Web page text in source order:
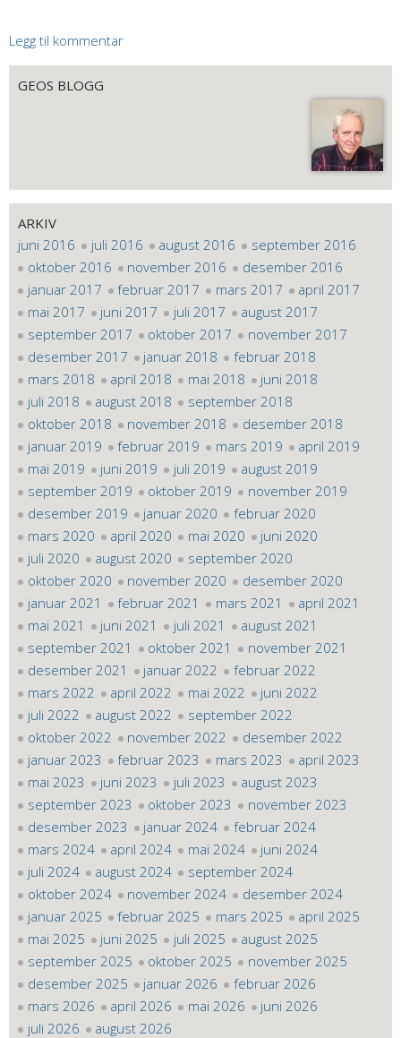
Legg til kommentar
GEOS BLOGG
ARKIV
juni 2016
juli 2016 august 2016
september 2016
oktober 2016
november 2016
desember 2016
januar 2017
februar 2017 mars 2017
april 2017
mai 2017
juni 2017 juli 2017
august 2017
september 2017
oktober 2017
november 2017
desember 2017
januar 2018
februar 2018
mars 2018
april 2018 mai 2018
juni 2018
juli 2018
august 2018
september 2018
oktober 2018
november 2018
desember 2018
januar 2019
februar 2019 mars 2019
april 2019
mai 2019
juni 2019 juli 2019
august 2019
september 2019
oktober 2019
november 2019
desember 2019
januar 2020
februar 2020
mars 2020
april 2020 mai 2020
juni 2020
juli 2020
august 2020
september 2020
oktober 2020
november 2020
desember 2020
januar 2021
februar 2021 mars 2021
april 2021
mai 2021
juni 2021 juli 2021
august 2021
september 2021
oktober 2021
november 2021
desember 2021
januar 2022
februar 2022
mars 2022
april 2022 mai 2022
juni 2022
juli 2022
august 2022
september 2022
oktober 2022
november 2022
desember 2022
januar 2023
februar 2023 mars 2023
april 2023
mai 2023
juni 2023 juli 2023
august 2023
september 2023
oktober 2023
november 2023
desember 2023
januar 2024
februar 2024
mars 2024
april 2024 mai 2024
juni 2024
juli 2024
august 2024
september 2024
oktober 2024
november 2024
desember 2024
januar 2025
februar 2025 mars 2025
april 2025
mai 2025
juni 2025 juli 2025
august 2025
september 2025
oktober 2025
november 2025
desember 2025
januar 2026
februar 2026
mars 2026
april 2026 mai 2026
juni 2026
juli 2026
august 2026